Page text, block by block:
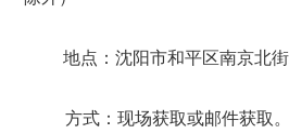
地点：沈阳市和平区南京北街
方式：现场获取或邮件获取